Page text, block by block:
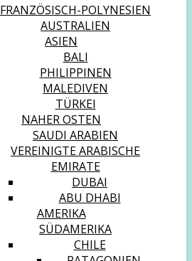
FRANZÖSISCH-POLYNESIEN
AUSTRALIEN
ASIEN
BALI
PHILIPPINEN
MALEDIVEN
TÜRKEI
NAHER OSTEN
SAUDI ARABIEN
VEREINIGTE ARABISCHE
EMIRATE
DUBAI
ABU DHABI
AMERIKA
SÜDAMERIKA
CHILE